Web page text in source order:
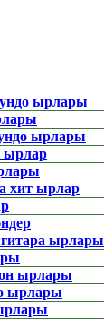
ырлары
ырлары
ырлар
хит ырлар
гитара ырлары
ырлары
ырлары